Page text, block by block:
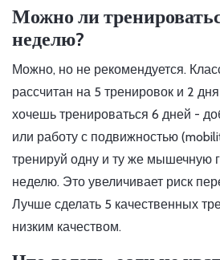
Можно ли
неделю?
Можно, но не рекомендуется.
рассчитан на 5 тренировок и 2
хочешь тренироваться 6 дней -
или работу с подвижностью
тренируй одну и ту же мышечную
неделю. Это увеличивает риск
Лучше сделать 5 качественных
низким качеством.